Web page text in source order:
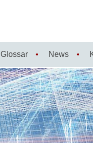
Glossar News